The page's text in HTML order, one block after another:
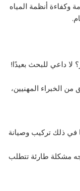
وكفاءة أنظمة المياه
داعي للبحث بعيدًا!
الخبراء المهنيين،
في ذلك تركيب وصيانة
مشكلة طارئة تتطلب